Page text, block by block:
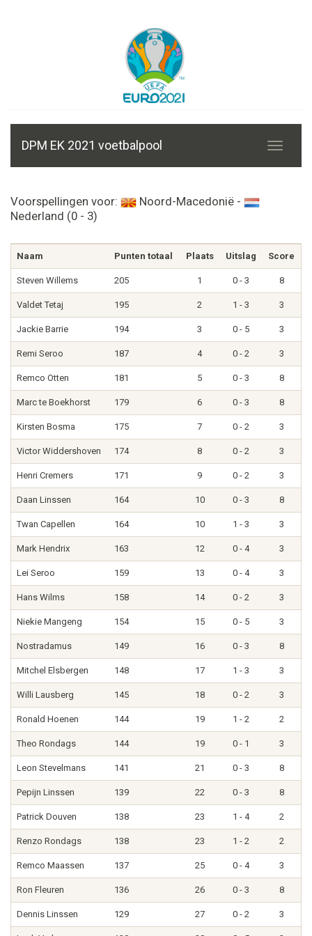
DPM EK 2021 voetbalpool
Voorspellingen voor:
Noord-Macedonië -
Nederland (0 - 3)
Naam Punten totaal Plaats Uitslag Score
Steven Willems 205 1 0 - 3 8
Valdet Tetaj 195 2 1 - 3 3
Jackie Barrie 194 3 0 - 5 3
Remi Seroo 187 4 0 - 2 3
Remco Otten 181 5 0 - 3 8
Marc te Boekhorst 179 6 0 - 3 8
Kirsten Bosma 175 7 0 - 2 3
Victor Widdershoven 174 8 0 - 2 3
Henri Cremers 171 9 0 - 2 3
Daan Linssen 164 10 0 - 3 8
Twan Capellen 164 10 1 - 3 3
Mark Hendrix 163 12 0 - 4 3
Lei Seroo 159 13 0 - 4 3
Hans Wilms 158 14 0 - 2 3
Niekie Mangeng 154 15 0 - 5 3
Nostradamus 149 16 0 - 3 8
Mitchel Elsbergen 148 17 1 - 3 3
Willi Lausberg 145 18 0 - 2 3
Ronald Hoenen 144 19 1 - 2 2
Theo Rondags 144 19 0 - 1 3
Leon Stevelmans 141 21 0 - 3 8
Pepijn Linssen 139 22 0 - 3 8
Patrick Douven 138 23 1 - 4 2
Renzo Rondags 138 23 1 - 2 2
Remco Maassen 137 25 0 - 4 3
Ron Fleuren 136 26 0 - 3 8
Dennis Linssen 129 27 0 - 2 3